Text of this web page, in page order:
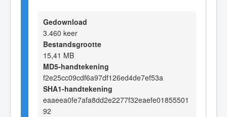
Gedownload
3.460 keer
Bestandsgrootte
15,41 MB
MD5-handtekening
f2e25cc09cdf6a97df126ed4de7ef53a
SHA1-handtekening
eaaeea0fe7afa8dd2e2277f32eaefe01855501
92